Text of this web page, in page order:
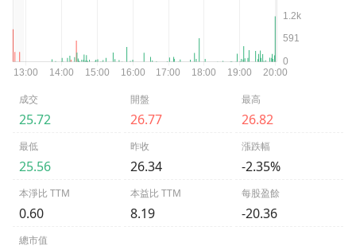
成交
25.72
開盤
26.77
最高
26.82
最低
25.56
昨收
26.34
漲跌幅
-2.35%
本淨比 TTM
0.60
本益比 TTM
8.19
每股盈餘
-20.36
總市值